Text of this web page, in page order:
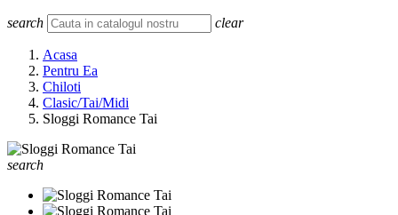
search clear
Acasa
Pentru Ea
Chiloti
Clasic/Tai/Midi
Sloggi Romance Tai
search